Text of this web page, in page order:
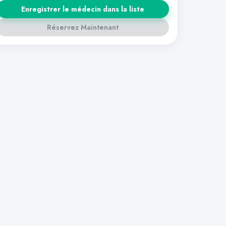
Enregistrer le médecin dans la liste
Réservez Maintenant